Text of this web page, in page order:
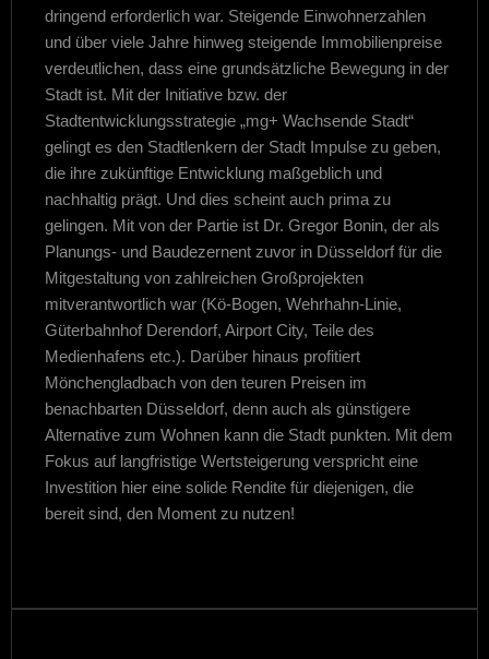
dringend erforderlich war. Steigende Einwohnerzahlen
und über viele Jahre hinweg steigende Immobilienpreise
verdeutlichen, dass eine grundsätzliche Bewegung in der
Stadt ist. Mit der Initiative bzw. der
Stadtentwicklungsstrategie „mg+ Wachsende Stadt“
gelingt es den Stadtlenkern der Stadt Impulse zu geben,
die ihre zukünftige Entwicklung maßgeblich und
nachhaltig prägt. Und dies scheint auch prima zu
gelingen. Mit von der Partie ist Dr. Gregor Bonin, der als
Planungs- und Baudezernent zuvor in Düsseldorf für die
Mitgestaltung von zahlreichen Großprojekten
mitverantwortlich war (Kö-Bogen, Wehrhahn-Linie,
Güterbahnhof Derendorf, Airport City, Teile des
Medienhafens etc.). Darüber hinaus profitiert
Mönchengladbach von den teuren Preisen im
benachbarten Düsseldorf, denn auch als günstigere
Alternative zum Wohnen kann die Stadt punkten. Mit dem
Fokus auf langfristige Wertsteigerung verspricht eine
Investition hier eine solide Rendite für diejenigen, die
bereit sind, den Moment zu nutzen!